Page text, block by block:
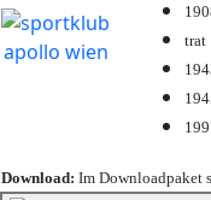
trat
Download: Im Downloadpaket